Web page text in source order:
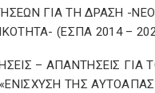
ΓΙΑ ΤΗ ΔΡΑΣΗ -
(ΕΣΠΑ 2014 –
– ΑΠΑΝΤΗΣΕΙΣ ΓΙΑ
ΤΗΣ